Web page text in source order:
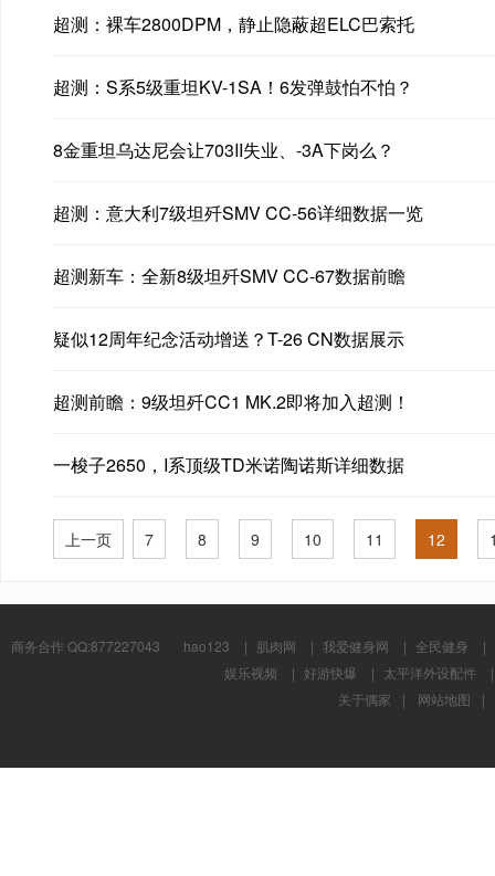
超测：裸车2800DPM，静止隐蔽超ELC巴索托
超测：S系5级重坦KV-1SA！6发弹鼓怕不怕？
8金重坦乌达尼会让703II失业、-3A下岗么？
超测：意大利7级坦歼SMV CC-56详细数据一览
超测新车：全新8级坦歼SMV CC-67数据前瞻
疑似12周年纪念活动增送？T-26 CN数据展示
超测前瞻：9级坦歼CC1 MK.2即将加入超测！
一梭子2650，I系顶级TD米诺陶诺斯详细数据
上一页 7 8 9 10 11 12
商务合作 QQ:877227043 hao123 | 肌肉网 | 我爱健身网 | 全民健身
|
娱乐视频
| 好游快爆 | 太平洋外设配件
|
关于偶家
| 网站地图
|